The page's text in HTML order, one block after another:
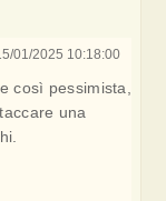
01/2025 10:18:00
così pessimista,
una